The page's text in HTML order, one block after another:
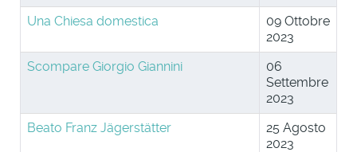
Una Chiesa domestica
09 Ottobre
2023
Scompare Giorgio Giannini
06
Settembre
2023
Beato Franz Jägerstätter
25 Agosto
2023